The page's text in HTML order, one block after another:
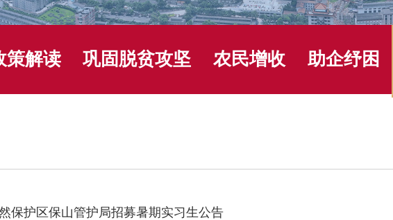
策解读 巩固脱贫攻坚 农民增收 助企纾困
保护区保山管护局招募暑期实习生公告